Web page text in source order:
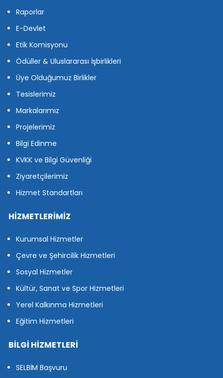
Raporlar
E-Devlet
Etik Komisyonu
Ödüller & Uluslararası İşbirlikleri
Üye Olduğumuz Birlikler
Tesislerimiz
Markalarımız
Projelerimiz
Bilgi Edinme
KVKK ve Bilgi Güvenliği
Ziyaretçilerimiz
Hizmet Standartları
HİZMETLERİMİZ
Kurumsal Hizmetler
Çevre ve Şehircilik Hizmetleri
Sosyal Hizmetler
Kültür, Sanat ve Spor Hizmetleri
Yerel Kalkınma Hizmetleri
Eğitim Hizmetleri
BİLGİ HİZMETLERİ
SELBİM Başvuru